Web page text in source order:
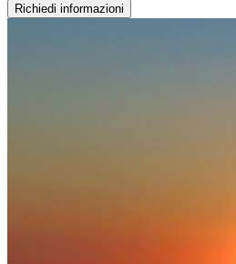
Richiedi informazioni